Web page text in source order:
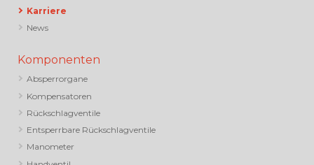
Karriere
News
Komponenten
Absperrorgane
Kompensatoren
Rückschlagventile
Entsperrbare Rückschlagventile
Manometer